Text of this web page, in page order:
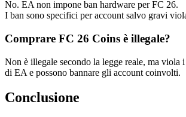
No. EA non impone ban hardware per FC 26.
I ban sono specifici per account salvo gravi
Comprare FC 26 Coins è illegale?
Non è illegale secondo la legge reale, ma viola
di EA e possono bannare gli account coinvolti.
Conclusione